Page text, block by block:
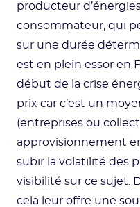
producteur
consommateur, qui
sur une durée
est en plein essor en
début de la crise
prix car c’est un
(entreprises ou
approvisionnement
subir la volatilité des
visibilité sur ce sujet.
cela leur offre une